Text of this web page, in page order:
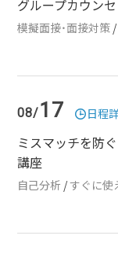
グループカウンセ
模擬面接・面接対策 /
08/17 日程
ミスマッチを防
講座
自己分析 /すぐに使